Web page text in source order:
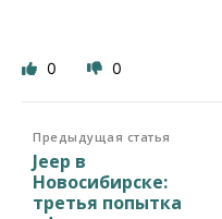
0 0
Предыдущая статья
Jeep в
Новосибирске:
третья попытка